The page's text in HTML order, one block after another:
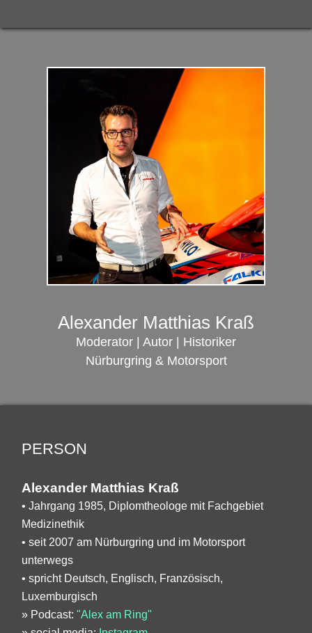
Alexander Matthias Kraß
Moderator | Autor | Historiker
Nürburgring & Motorsport
PERSON
Alexander Matthias Kraß
• Jahrgang 1985, Diplomtheologe mit Fachgebiet
Medizinethik
• seit 2007 am Nürburgring und im Motorsport
unterwegs
• spricht Deutsch, Englisch, Französisch,
Luxemburgisch
» Podcast:"Alex am Ring"